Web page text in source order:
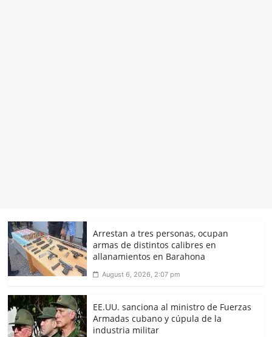
Arrestan a tres personas, ocupan
armas de distintos calibres en
allanamientos en Barahona
August 6, 2026, 2:07 pm
EE.UU. sanciona al ministro de Fuerzas
Armadas cubano y cúpula de la
industria militar